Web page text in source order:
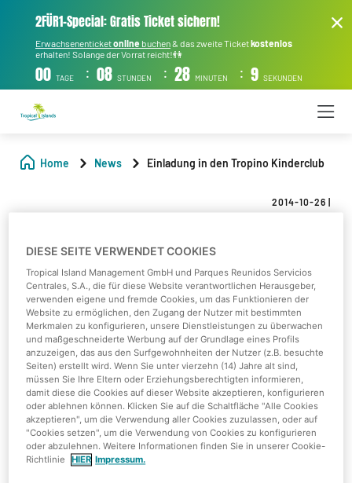
2FÜR1-Special: Gratis Ticket sichern!
Erwachsenenticketonline buchen& das zweite Ticketkostenlos
erhalten! Solange der Vorrat reicht!👫
00 TAGE : 08 STUNDEN : 28 MINUTEN : 9 SEKUNDEN
Home News Einladung in den Tropino Kinderclub
2014-10-26
Das restliche Jahr 2014 hat noch einige Attraktionen für
unsere kleinen Gäste zu bieten.
DIESE SEITE VERWENDET COOKIES
Tropical Island Management GmbH und Parques Reunidos Servicios
Centrales, S.A., die für diese Website verantwortlichen Herausgeber,
verwenden eigene und fremde Cookies, um das Funktionieren der
Website zu ermöglichen, den Zugang der Nutzer mit bestimmten
Merkmalen zu konfigurieren, unsere Dienstleistungen zu überwachen
und maßgeschneiderte Werbung auf der Grundlage eines Profils
anzuzeigen, das aus den Surfgewohnheiten der Nutzer (z.B. besuchte
Seiten) erstellt wird. Wenn Sie unter vierzehn (14) Jahre alt sind,
müssen Sie Ihre Eltern oder Erziehungsberechtigten informieren,
damit diese die Cookies auf dieser Website akzeptieren, konfigurieren
oder ablehnen können. Klicken Sie auf die Schaltfläche "Alle Cookies
akzeptieren", um die Verwendung aller Cookies zuzulassen, oder auf
"Cookies setzen", um die Verwendung von Cookies zu konfigurieren
oder abzulehnen. Weitere Informationen finden Sie in unserer Cookie-
Richtlinie
HIER Impressum.